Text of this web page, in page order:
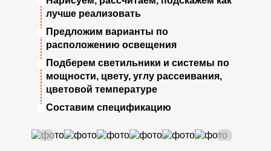
лучше реализовать
Предложим варианты по
расположению освещения
Подберем светильники и системы по
мощности, цвету, углу рассеивания,
цветовой температуре
Составим спецификацию